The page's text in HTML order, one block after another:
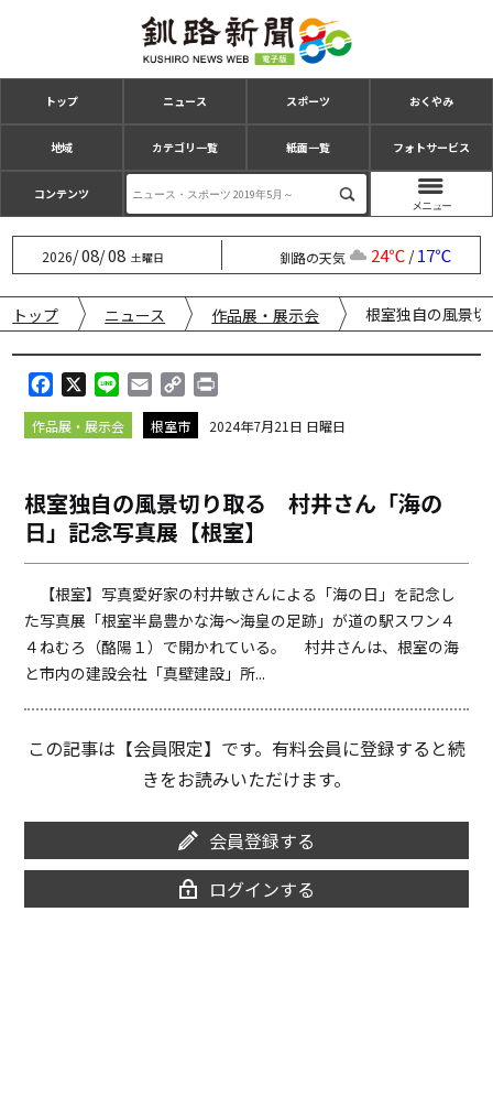
トップ ニュース スポーツ おくやみ
地域 カテゴリ一覧 紙面一覧 フォトサービス
コンテンツ
2026/08/08 土曜日 釧路の天気 24℃/17℃
トップ ニュース 作品展・展示会 根室独自の風景
a
c
o
o
i
n
m
a
o
p
i
n
i
作品展・展示会 根室市 2024年7月21日 日曜日
根室独自の風景切り取る 村井さん「海の
日」記念写真展【根室】
【根室】写真愛好家の村井敏さんによる「海の日」を記念し
た写真展「根室半島豊かな海～海皇の足跡」が道の駅スワン４
４ねむろ（酪陽１）で開かれている。 村井さんは、根室の海
と市内の建設会社「真壁建設」所...
この記事は【会員限定】です。有料会員に登録すると続
きをお読みいただけます。
会員登録する
ログインする